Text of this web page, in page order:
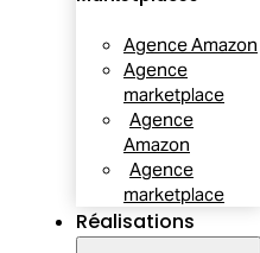
Agence Amazon
Agence
marketplace
Agence
Amazon
Agence
marketplace
Réalisations